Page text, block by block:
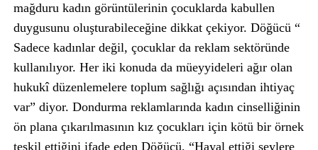
mağduru kadın görüntülerinin çocuklarda kabullen
duygusunu oluşturabileceğine dikkat çekiyor. Döğücü “
Sadece kadınlar değil, çocuklar da reklam sektöründe
kullanılıyor. Her iki konuda da müeyyideleri ağır olan
hukukî düzenlemelere toplum sağlığı açısından ihtiyaç
var” diyor. Dondurma reklamlarında kadın cinselliğinin
ön plana çıkarılmasının kız çocukları için kötü bir örnek
teşkil ettiğini ifade eden Döğücü, “Hayal ettiği şeylere